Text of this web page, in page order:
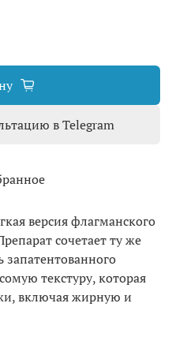
в Telegram
версия флагманского
сочетает ту же
текстуру, которая
включая жирную и